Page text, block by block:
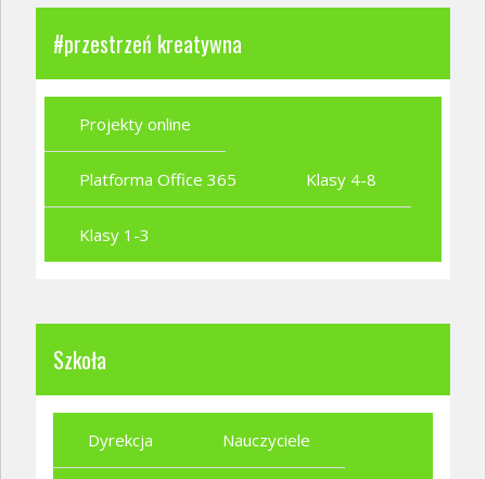
#przestrzeń kreatywna
Projekty online
Platforma Office 365 Klasy 4-8
Klasy 1-3
Szkoła
Dyrekcja Nauczyciele